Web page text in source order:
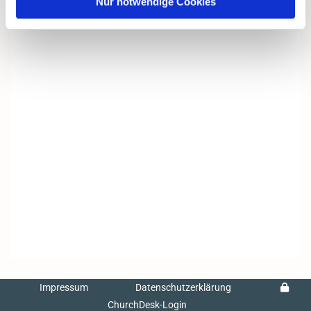
Impressum
Datenschutzerklärung
ChurchDesk-Login